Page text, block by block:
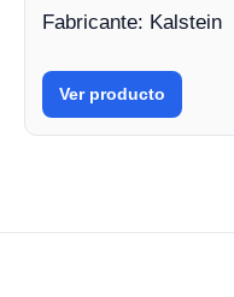
Fabricante: Kalstein
Ver producto